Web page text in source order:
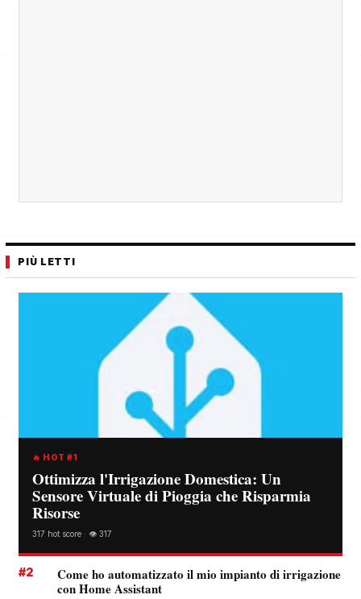
PIÙ LETTI
🔥 HOT #1
Ottimizza l'Irrigazione Domestica: Un
Sensore Virtuale di Pioggia che Risparmia
Risorse
317 hot score · 👁️ 317
#2
Come ho automatizzato il mio impianto di irrigazione
con Home Assistant